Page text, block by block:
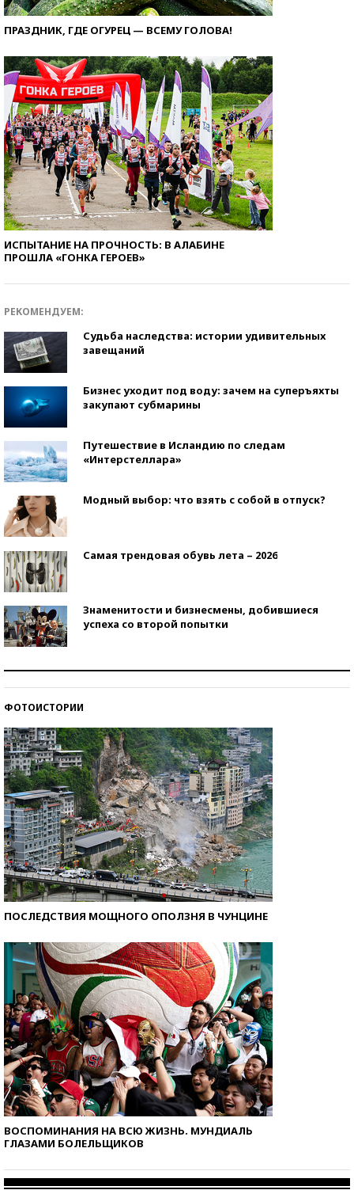
ПРАЗДНИК, ГДЕ ОГУРЕЦ — ВСЕМУ ГОЛОВА!
ИСПЫТАНИЕ НА ПРОЧНОСТЬ: В АЛАБИНЕ
ПРОШЛА «ГОНКА ГЕРОЕВ»
РЕКОМЕНДУЕМ:
Судьба наследства: истории удивительных
завещаний
Бизнес уходит под воду: зачем на суперъяхты
закупают субмарины
Путешествие в Исландию по следам
«Интерстеллара»
Модный выбор: что взять с собой в отпуск?
Самая трендовая обувь лета – 2026
Знаменитости и бизнесмены, добившиеся
успеха со второй попытки
ФОТОИСТОРИИ
ПОСЛЕДСТВИЯ МОЩНОГО ОПОЛЗНЯ В ЧУНЦИНЕ
ВОСПОМИНАНИЯ НА ВСЮ ЖИЗНЬ. МУНДИАЛЬ
ГЛАЗАМИ БОЛЕЛЬЩИКОВ